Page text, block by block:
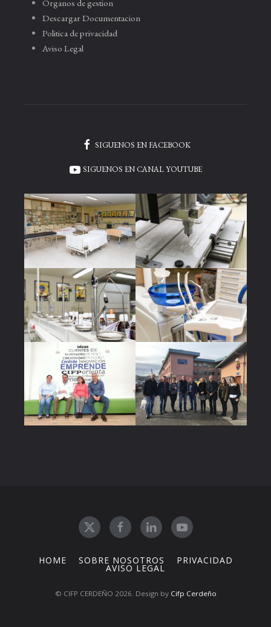
Organos de gestion
Descargar Documentacion
Politica de privacidad
Aviso Legal
SIGUENOS EN FACEBOOK
SIGUENOS EN CANAL YOUTUBE
HOME SOBRE NOSOTROS PRIVACIDAD
AVISO LEGAL
© CIFP CERDEÑO 2026. Design by Cifp Cerdeño